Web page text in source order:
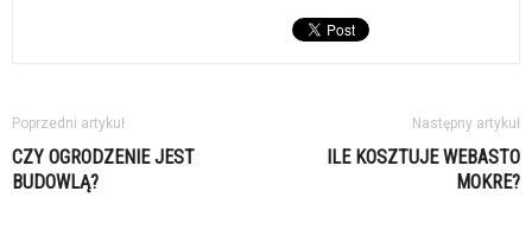
Poprzedni artykuł
CZY OGRODZENIE JEST
BUDOWLĄ?
Następny artykuł
ILE KOSZTUJE WEBASTO
MOKRE?